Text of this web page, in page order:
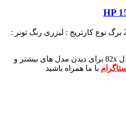
نوع کارتریج : لیزری رنگ تونر :
برای دیدن مدل های بیشتر و
با ما همراه باشید